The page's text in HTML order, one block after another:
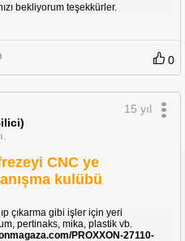
bekliyorum teşekkürler.
0
15 yıl
CNC ye
kulübü
çıkarma gibi işler için yeri
pertinaks, mika, plastik vb.
PROXXON-27110-